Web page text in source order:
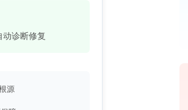
诊断修复
源